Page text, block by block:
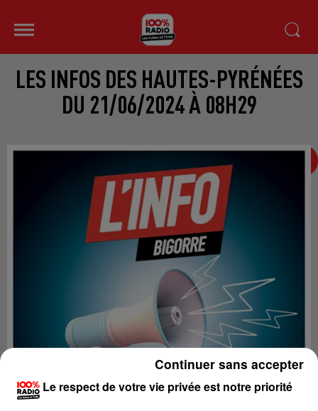
LES INFOS DES HAUTES-PYRÉNÉES
DU 21/06/2024 À 08H29
Le respect de votre vie privée est notre priorité
Continuer sans accepter